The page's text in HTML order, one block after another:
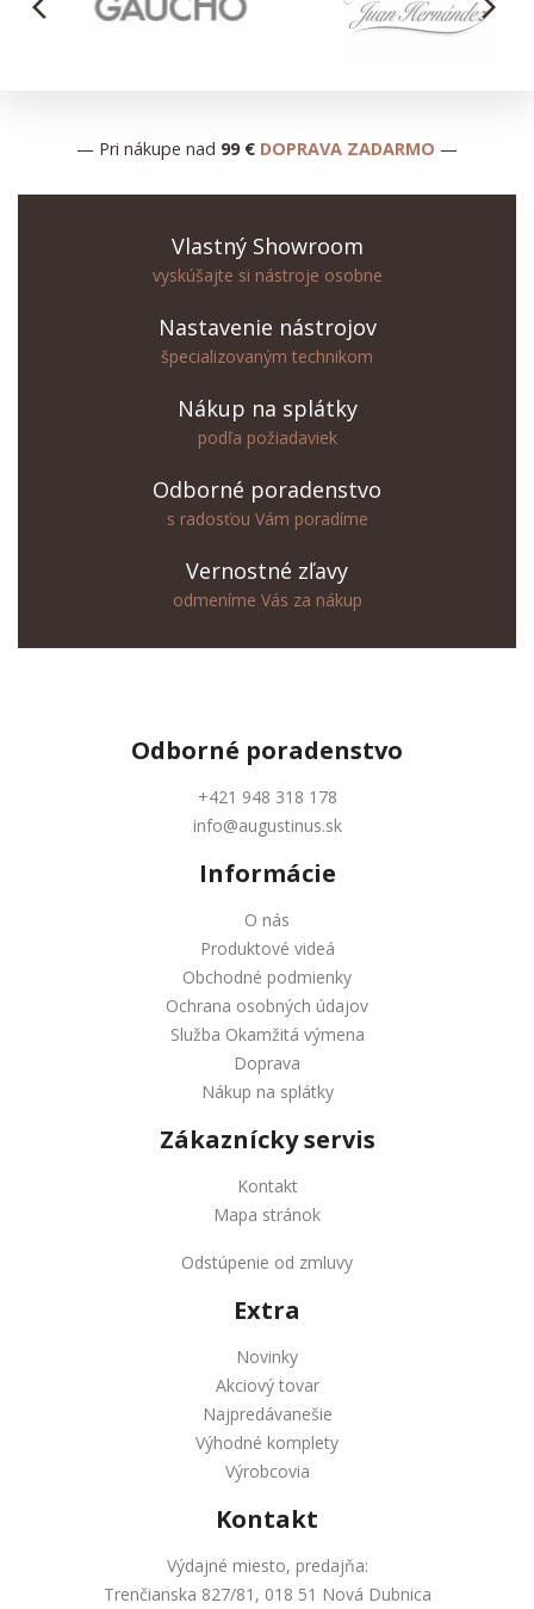
arrow_back_ios arrow_forward_ios
— Pri nákupe nad 99 € DOPRAVA ZADARMO —
Vlastný Showroom
vyskúšajte si nástroje osobne
Nastavenie nástrojov
špecializovaným technikom
Nákup na splátky
podľa požiadaviek
Odborné poradenstvo
s radosťou Vám poradíme
Vernostné zľavy
odmeníme Vás za nákup
Odborné poradenstvo
+421 948 318 178
info@augustinus.sk
Informácie
O nás
Produktové videá
Obchodné podmienky
Ochrana osobných údajov
Služba Okamžitá výmena
Doprava
Nákup na splátky
Zákaznícky servis
Kontakt
Mapa stránok
Odstúpenie od zmluvy
Extra
Novinky
Akciový tovar
Najpredávanešie
Výhodné komplety
Výrobcovia
Kontakt
Výdajné miesto, predajňa:
Trenčianska 827/81, 018 51 Nová Dubnica